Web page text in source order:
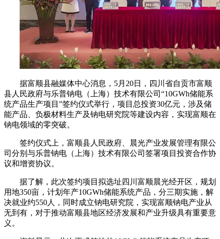
据富顺县融媒体中心消息，5月20日，四川省自贡市富顺
县人民政府与乐普钠电（上海）技术有限公司“10GWh储能系
统产品生产项目”签约仪式举行，项目总投资30亿元，涉及储
能产品、负极材料生产及钠电研究院等建设内容，实现富顺在
钠电领域的零突破。
签约仪式上，富顺县人民政府、晨光产业发展管理有限公
司分别与乐普钠电（上海）技术有限公司签署项目投资合作协
议和增资协议。
据了解，此次签约项目拟选址四川富顺晨光经开区，规划
用地350亩，计划年产10GWh储能系统产品，分三期实施，解
决就业约550人，同时成立钠电研究院，实现富顺钠电产业从
无到有，对于推动富顺县地区经济发展和产业升级具有重要意
义。